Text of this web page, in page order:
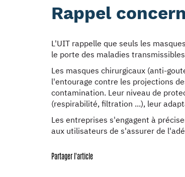
Rappel
L'UIT rappelle que seuls les
le porte des maladies
Les masques chirurgicaux (anti-
l'entourage contre les projections
contamination. Leur niveau de
(respirabilité, filtration ...), leur
Les entreprises s'engagent à
aux utilisateurs de s'assurer de
Partager l'article